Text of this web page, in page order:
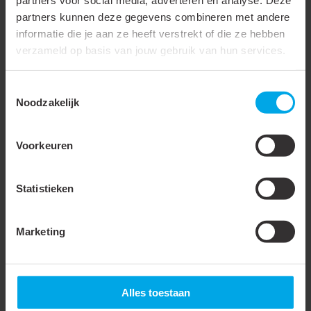
partners kunnen deze gegevens combineren met andere
informatie die je aan ze heeft verstrekt of die ze hebben
verzameld op basis van jouw gebruik van hun services.
Noodzakelijk
Voorkeuren
Statistieken
Marketing
Alles toestaan
Materiaal isolatie
Polypropyleen (PP)
AWG-maat
14
Binnenzijde (d1)
Ingang Diameter
4S/DI
0560